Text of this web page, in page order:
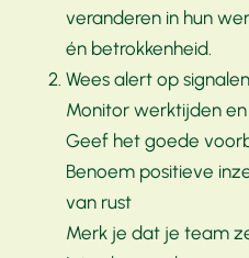
veranderen in hun
én betrokkenheid.
Wees alert op
Monitor werktijden
Geef het goede
Benoem positieve
van rust
Merk je dat je team